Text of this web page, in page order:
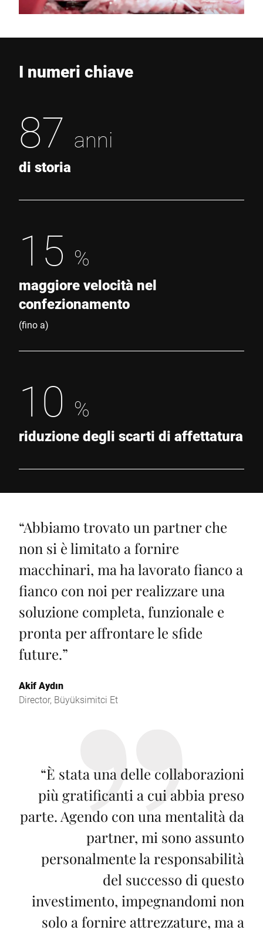
I numeri chiave
87 anni
di storia
15 %
maggiore velocità nel
confezionamento
(fino a)
10 %
riduzione degli scarti di affettatura
“Abbiamo trovato un partner che
non si è limitato a fornire
macchinari, ma ha lavorato fianco a
fianco con noi per realizzare una
soluzione completa, funzionale e
pronta per affrontare le sfide
future.”
Akif Aydın
Director, Büyüksimitci Et
“È stata una delle collaborazioni
più gratificanti a cui abbia preso
parte. Agendo con una mentalità da
partner, mi sono assunto
personalmente la responsabilità
del successo di questo
investimento, impegnandomi non
solo a fornire attrezzature, ma a